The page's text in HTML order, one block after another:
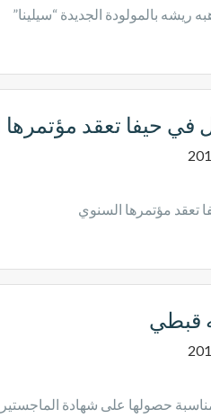
ريشه بالمولودة الجديدة “سيلينا”
في حيفا تعقد
تعقد مؤتمرها السنوي
قبطي
حصولها على شهادة